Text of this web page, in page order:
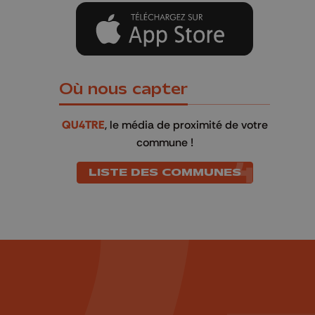
Où nous capter
QU4TRE, le média de proximité de votre
commune !
LISTE DES COMMUNES